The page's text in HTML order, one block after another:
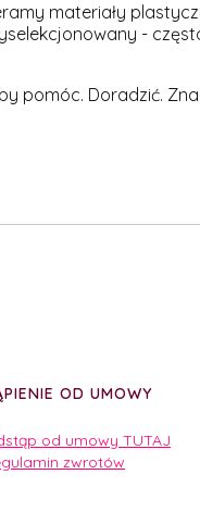
materiały
-
pomóc. Doradzić.
OD UMOWY
od umowy TUTAJ
zwrotów